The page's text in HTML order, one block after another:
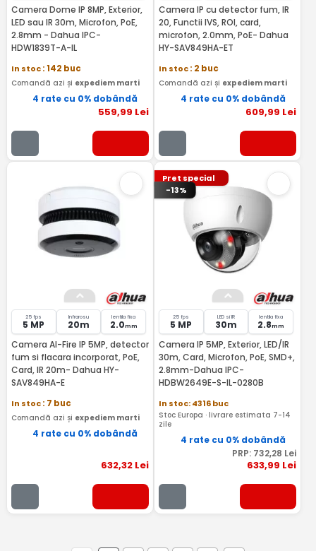
Camera Dome IP 8MP, Exterior,
LED sau IR 30m, Microfon, PoE,
2.8mm - Dahua IPC-
HDW1839T-A-IL
In stoc: 142 buc
Comandă azi și expediem marti
4 rate cu 0% dobândă
559,99 Lei
Camera IP cu detector fum, IR
20, Functii IVS, ROI, card,
microfon, 2.0mm, PoE- Dahua
HY-SAV849HA-ET
In stoc: 2 buc
Comandă azi și expediem marti
4 rate cu 0% dobândă
609,99 Lei
25 fps
5 MP
Infrarosu
20m
lentila fixa
2.0mm
Camera AI-Fire IP 5MP, detector
fum si flacara incorporat, PoE,
Card, IR 20m- Dahua HY-
SAV849HA-E
In stoc: 7 buc
Comandă azi și expediem marti
4 rate cu 0% dobândă
632,32Lei
Pret special
-13%
25 fps
5 MP
LED si IR
30m
lentila fixa
2.8mm
Camera IP 5MP, Exterior, LED/IR
30m, Card, Microfon, PoE, SMD+,
2.8mm-Dahua IPC-
HDBW2649E-S-IL-0280B
In stoc: 4316 buc
Stoc Europa · livrare estimata 7-14
zile
4 rate cu 0% dobândă
PRP: 732,28 Lei
633,99 Lei